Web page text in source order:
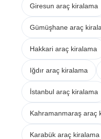
Giresun araç kiralama
Gümüşhane araç
Hakkari araç kiralama
Iğdır araç kiralama
İstanbul araç kiralama
Kahramanmaraş araç
Karabük araç kiralama